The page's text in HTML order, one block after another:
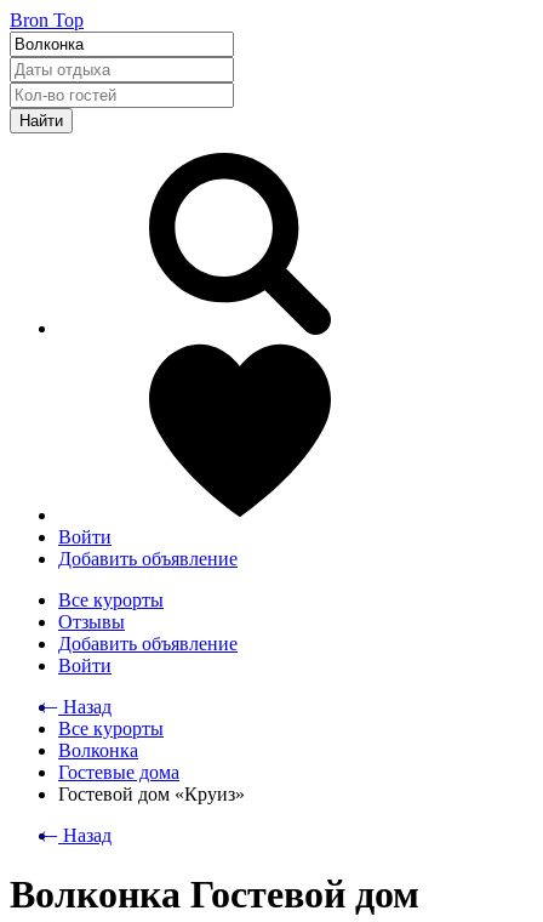
Bron Top
Найти
Войти
Добавить объявление
Все курорты
Отзывы
Добавить объявление
Войти
⃪ Назад
Все курорты
Волконка
Гостевые дома
Гостевой дом «Круиз»
⃪ Назад
Волконка Гостевой дом